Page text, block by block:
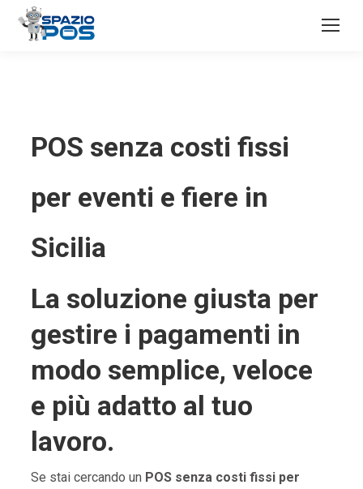
POS senza costi fissi
per eventi e fiere in
Sicilia
La soluzione giusta per
gestire i pagamenti in
modo semplice, veloce
e più adatto al tuo
lavoro.
Se stai cercando un POS senza costi fissi per